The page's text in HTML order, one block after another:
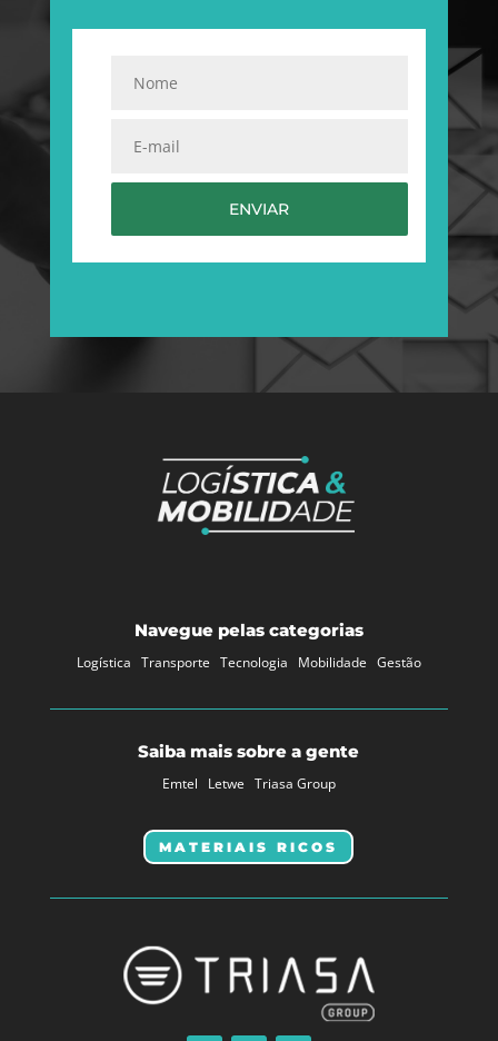
Navegue pelas categorias
Logística Transporte Tecnologia Mobilidade Gestão
Saiba mais sobre a gente
Emtel Letwe Triasa Group
MATERIAIS RICOS